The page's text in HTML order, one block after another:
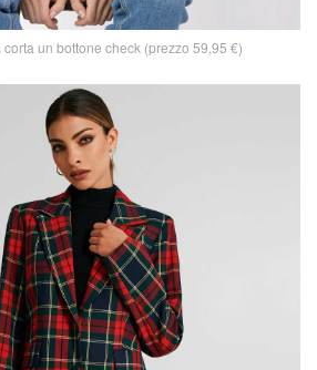
un bottone check (prezzo 59,95 €)